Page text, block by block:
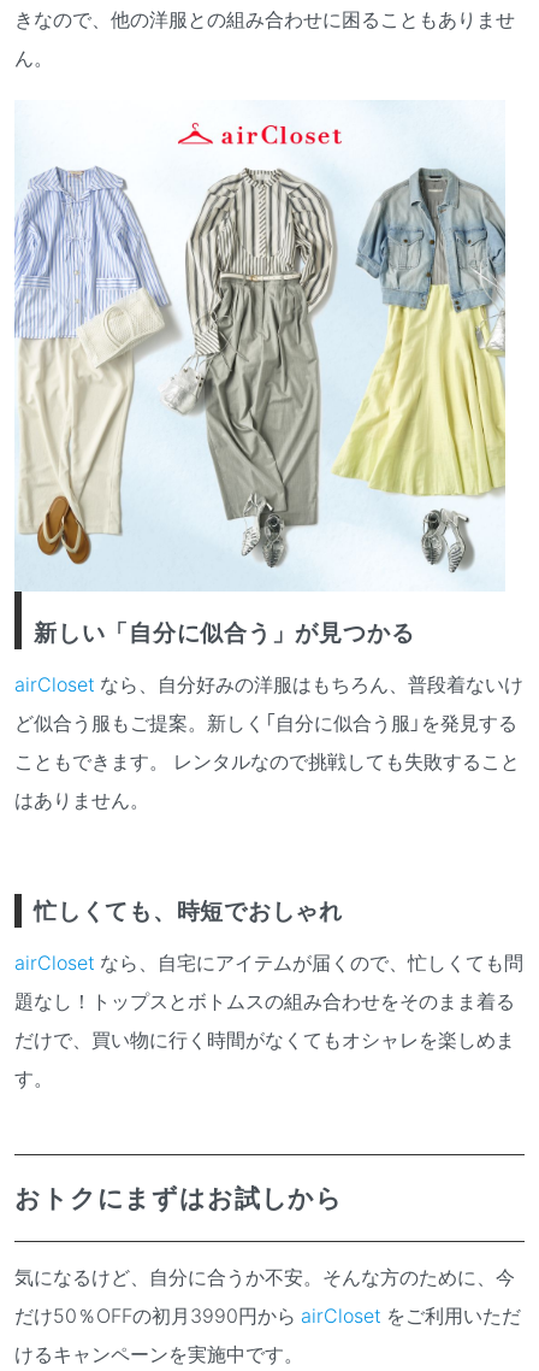
きなので、他の洋服との組み合わせに困ることもありませ
ん。
新しい「自分に似合う」が見つかる
airCloset なら、自分好みの洋服はもちろん、普段着ないけ
ど似合う服もご提案。新しく「自分に似合う服」を発見する
こともできます。 レンタルなので挑戦しても失敗すること
はありません。
忙しくても、時短でおしゃれ
airCloset なら、自宅にアイテムが届くので、忙しくても問
題なし！トップスとボトムスの組み合わせをそのまま着る
だけで、買い物に行く時間がなくてもオシャレを楽しめま
す。
おトクにまずはお試しから
気になるけど、自分に合うか不安。そんな方のために、今
だけ50％OFFの初月3990円から airCloset をご利用いただ
けるキャンペーンを実施中です。